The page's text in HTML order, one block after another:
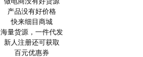
产品没有好价格
快来细目商城
海量货源，一件代发
新人注册还可获取
百元优惠券